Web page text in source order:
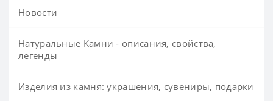
Новости
Натуральные Камни - описания, свойства,
легенды
Изделия из камня: украшения, сувениры, подарки